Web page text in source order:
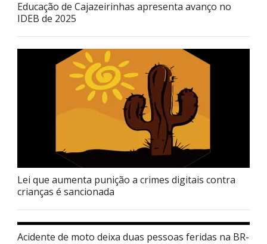
Educação de Cajazeirinhas apresenta avanço no
IDEB de 2025
Lei que aumenta punição a crimes digitais contra
crianças é sancionada
Acidente de moto deixa duas pessoas feridas na BR-